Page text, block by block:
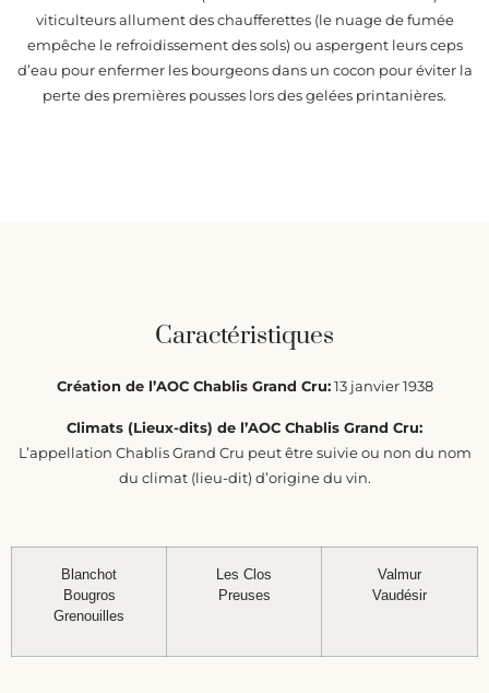
viticulteurs allument des chaufferettes (le nuage de fumée
empêche le refroidissement des sols) ou aspergent leurs ceps
d’eau pour enfermer les bourgeons dans un cocon pour éviter la
perte des premières pousses lors des gelées printanières.
Caractéristiques
Création de l’AOC Chablis Grand Cru:13 janvier 1938
Climats (Lieux-dits) de l’AOC Chablis Grand Cru:
L’appellation Chablis Grand Cru peut être suivie ou non du nom
du climat (lieu-dit) d’origine du vin.
Blanchot
Bougros
Grenouilles
Les Clos
Preuses
Valmur
Vaudésir